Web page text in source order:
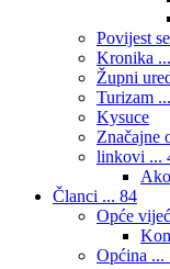
Povijest
Kronika ...
Župni
Turizam ...
Kysuce
Značajne
linkovi ...
Članci ... 84
Opće
Općina ...